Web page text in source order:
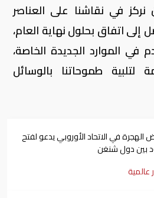
في نقاشنا على العناصر
إلى اتفاق بحلول نهاية العام،
في الموارد الجديدة الخاصة،
طموحاتنا بالوسائل
في الاتحاد الأوروبي يدعو لفتح
بين دول شنغن
عالمية